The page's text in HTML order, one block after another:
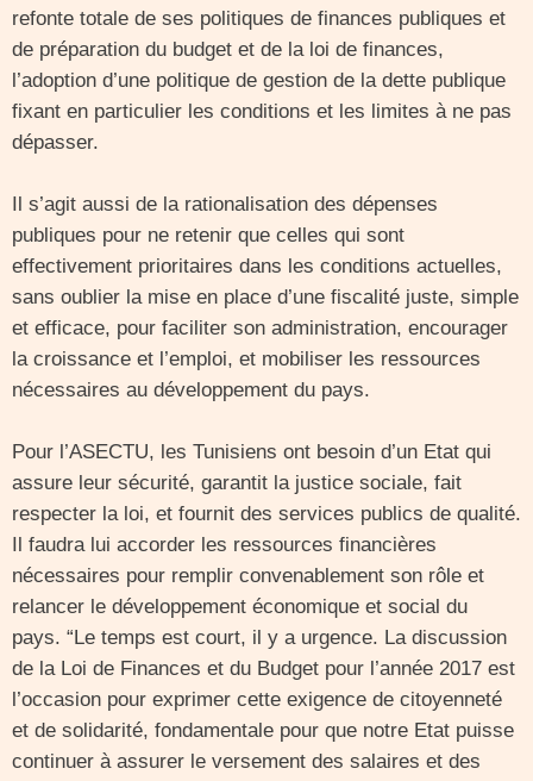
refonte totale de ses politiques de finances publiques et
de préparation du budget et de la loi de finances,
l’adoption d’une politique de gestion de la dette publique
fixant en particulier les conditions et les limites à ne pas
dépasser.
Il s’agit aussi de la rationalisation des dépenses
publiques pour ne retenir que celles qui sont
effectivement prioritaires dans les conditions actuelles,
sans oublier la mise en place d’une fiscalité juste, simple
et efficace, pour faciliter son administration, encourager
la croissance et l’emploi, et mobiliser les ressources
nécessaires au développement du pays.
Pour l’ASECTU, les Tunisiens ont besoin d’un Etat qui
assure leur sécurité, garantit la justice sociale, fait
respecter la loi, et fournit des services publics de qualité.
Il faudra lui accorder les ressources financières
nécessaires pour remplir convenablement son rôle et
relancer le développement économique et social du
pays. “Le temps est court, il y a urgence. La discussion
de la Loi de Finances et du Budget pour l’année 2017 est
l’occasion pour exprimer cette exigence de citoyenneté
et de solidarité, fondamentale pour que notre Etat puisse
continuer à assurer le versement des salaires et des